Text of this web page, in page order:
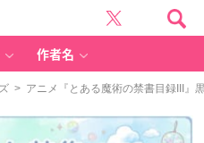
作者名
> アニメ『とある魔術の禁書目録III』